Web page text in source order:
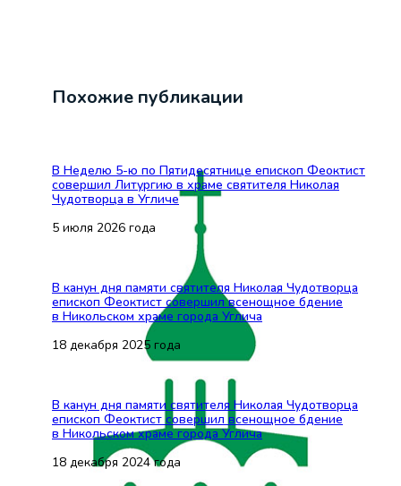
Похожие публикации
В Неделю 5-ю по Пятидесятнице епископ Феоктист
совершил Литургию в храме святителя Николая
Чудотворца в Угличе
5 июля 2026 года
В канун дня памяти святителя Николая Чудотворца
епископ Феоктист совершил всенощное бдение
в Никольском храме города Углича
18 декабря 2025 года
В канун дня памяти святителя Николая Чудотворца
епископ Феоктист совершил всенощное бдение
в Никольском храме города Углича
18 декабря 2024 года